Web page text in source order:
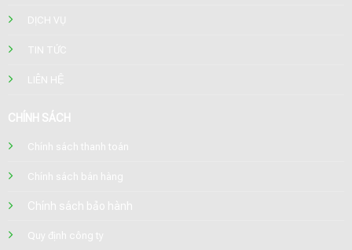
DỊCH VỤ
TIN TỨC
LIÊN HỆ
CHÍNH SÁCH
Chính sách thanh toán
Chính sách bán hàng
Chính sách bảo hành
Quy định công ty